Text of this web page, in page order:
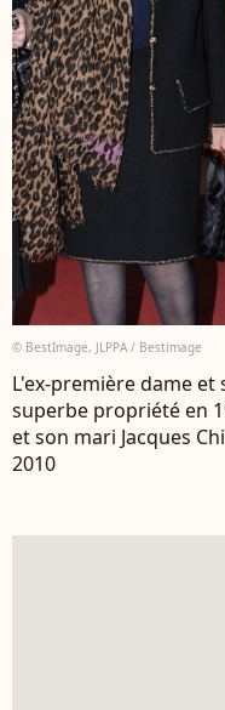
© BestImage, JLPPA / Bestimage
L'ex-première dame
superbe propriété en
et son mari Jacques
2010